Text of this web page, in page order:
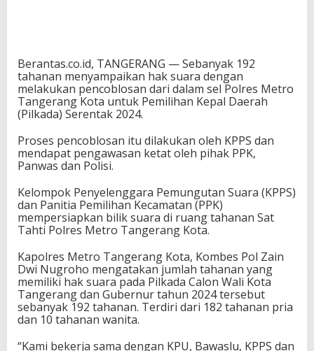
Berantas.co.id, TANGERANG — Sebanyak 192
tahanan menyampaikan hak suara dengan
melakukan pencoblosan dari dalam sel Polres Metro
Tangerang Kota untuk Pemilihan Kepal Daerah
(Pilkada) Serentak 2024.
Proses pencoblosan itu dilakukan oleh KPPS dan
mendapat pengawasan ketat oleh pihak PPK,
Panwas dan Polisi.
Kelompok Penyelenggara Pemungutan Suara (KPPS)
dan Panitia Pemilihan Kecamatan (PPK)
mempersiapkan bilik suara di ruang tahanan Sat
Tahti Polres Metro Tangerang Kota.
Kapolres Metro Tangerang Kota, Kombes Pol Zain
Dwi Nugroho mengatakan jumlah tahanan yang
memiliki hak suara pada Pilkada Calon Wali Kota
Tangerang dan Gubernur tahun 2024 tersebut
sebanyak 192 tahanan. Terdiri dari 182 tahanan pria
dan 10 tahanan wanita.
“Kami bekerja sama dengan KPU, Bawaslu, KPPS dan